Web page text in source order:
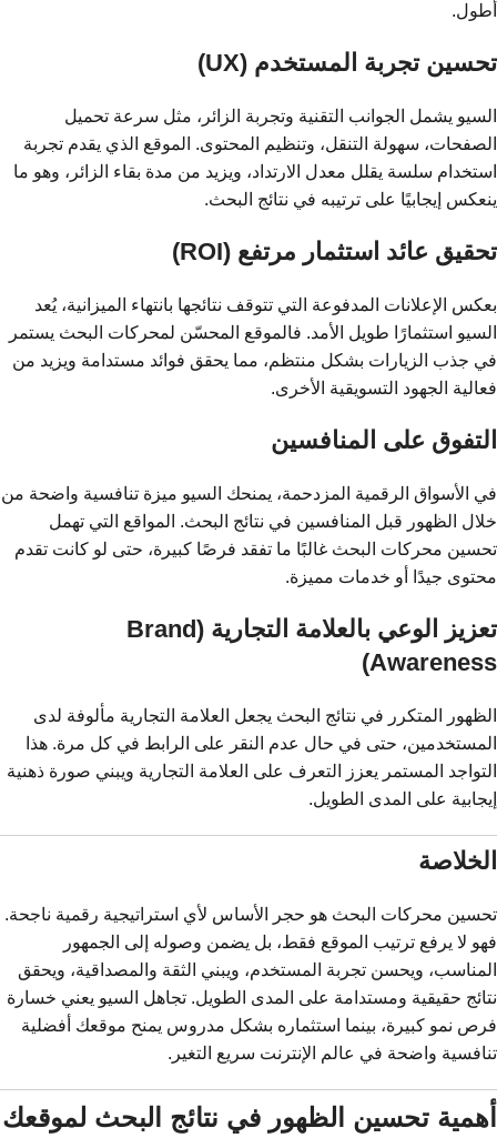
أطول.
تحسين تجربة المستخدم (UX)
السيو يشمل الجوانب التقنية وتجربة الزائر، مثل سرعة تحميل
الصفحات، سهولة التنقل، وتنظيم المحتوى. الموقع الذي يقدم تجربة
استخدام سلسة يقلل معدل الارتداد، ويزيد من مدة بقاء الزائر، وهو ما
ينعكس إيجابيًا على ترتيبه في نتائج البحث.
تحقيق عائد استثمار مرتفع (ROI)
بعكس الإعلانات المدفوعة التي تتوقف نتائجها بانتهاء الميزانية، يُعد
السيو استثمارًا طويل الأمد. فالموقع المحسّن لمحركات البحث يستمر
في جذب الزيارات بشكل منتظم، مما يحقق فوائد مستدامة ويزيد من
فعالية الجهود التسويقية الأخرى.
التفوق على المنافسين
في الأسواق الرقمية المزدحمة، يمنحك السيو ميزة تنافسية واضحة من
خلال الظهور قبل المنافسين في نتائج البحث. المواقع التي تهمل
تحسين محركات البحث غالبًا ما تفقد فرصًا كبيرة، حتى لو كانت تقدم
محتوى جيدًا أو خدمات مميزة.
تعزيز الوعي بالعلامة التجارية (Brand
Awareness)
الظهور المتكرر في نتائج البحث يجعل العلامة التجارية مألوفة لدى
المستخدمين، حتى في حال عدم النقر على الرابط في كل مرة. هذا
التواجد المستمر يعزز التعرف على العلامة التجارية ويبني صورة ذهنية
إيجابية على المدى الطويل.
الخلاصة
تحسين محركات البحث هو حجر الأساس لأي استراتيجية رقمية ناجحة.
فهو لا يرفع ترتيب الموقع فقط، بل يضمن وصوله إلى الجمهور
المناسب، ويحسن تجربة المستخدم، ويبني الثقة والمصداقية، ويحقق
نتائج حقيقية ومستدامة على المدى الطويل. تجاهل السيو يعني خسارة
فرص نمو كبيرة، بينما استثماره بشكل مدروس يمنح موقعك أفضلية
تنافسية واضحة في عالم الإنترنت سريع التغير.
أهمية تحسين الظهور في نتائج البحث لموقعك